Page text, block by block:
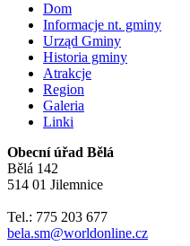
Dom
Informacje nt. gminy
Urząd Gminy
Historia gminy
Atrakcje
Region
Galeria
Linki
Obecní úřad Bělá
Bělá 142
514 01 Jilemnice
Tel.: 775 203 677
bela.sm@worldonline.cz